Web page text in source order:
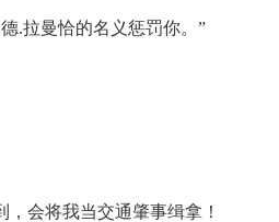
.拉曼恰的名义惩罚你。”
会将我当交通肇事缉拿！